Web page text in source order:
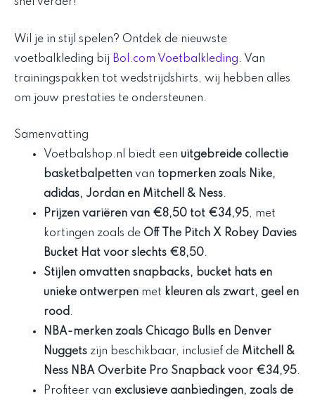
Wil je in stijl spelen? Ontdek de nieuwste
voetbalkleding bij Bol.com Voetbalkleding. Van
trainingspakken tot wedstrijdshirts, wij hebben alles
om jouw prestaties te ondersteunen.
Samenvatting
Voetbalshop.nl biedt een uitgebreide collectie
basketbalpetten van topmerken zoals Nike,
adidas, Jordan en Mitchell & Ness.
Prijzen variëren van €8,50 tot €34,95, met
kortingen zoals de Off The Pitch X Robey Davies
Bucket Hat voor slechts €8,50.
Stijlen omvatten snapbacks, bucket hats en
unieke ontwerpen met kleuren als zwart, geel en
rood .
NBA-merken zoals Chicago Bulls en Denver
Nuggets zijn beschikbaar, inclusief de Mitchell &
Ness NBA Overbite Pro Snapback voor €34,95.
Profiteer van exclusieve aanbiedingen, zoals de